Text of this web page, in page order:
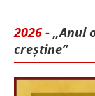
2026 - „Anul
creștine”